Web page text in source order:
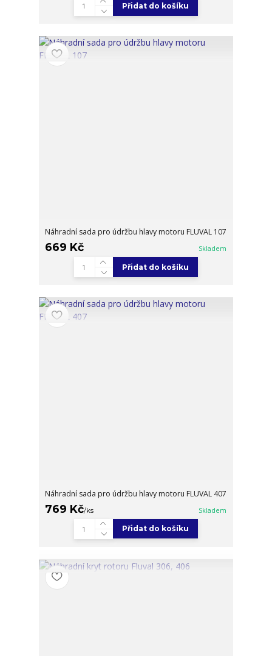
Přidat do košíku
Náhradní sada pro údržbu hlavy motoru FLUVAL 107
669 Kč Skladem
Přidat do košíku
Náhradní sada pro údržbu hlavy motoru FLUVAL 407
769 Kč/ks Skladem
Přidat do košíku